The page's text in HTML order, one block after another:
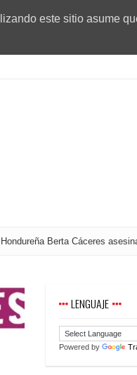
Berta Cáceres
LENGUAJE
Powered by
este sitio asume